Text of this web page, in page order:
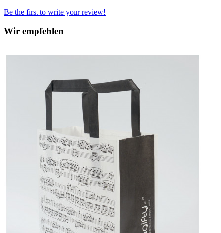
Be the first to write your review!
Wir empfehlen